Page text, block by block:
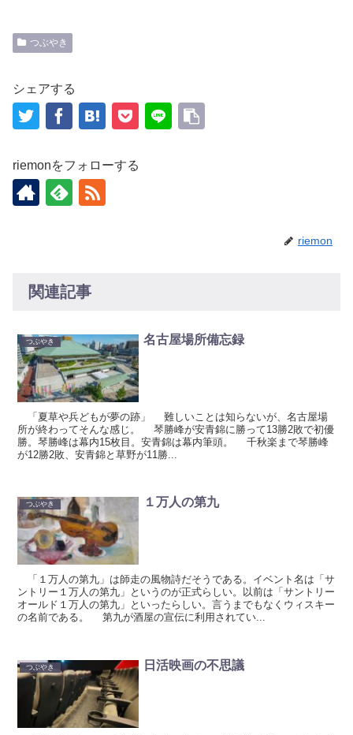
つぶやき
シェアする
riemonをフォローする
riemon
関連記事
つぶやき 名古屋場所備忘録
「夏草や兵どもが夢の跡」 難しいことは知らないが、名古屋場
所が終わってそんな感じ。 琴勝峰が安青錦に勝って13勝2敗で初優
勝。琴勝峰は幕内15枚目。安青錦は幕内筆頭。 千秋楽まで琴勝峰
が12勝2敗、安青錦と草野が11勝...
つぶやき １万人の第九
「１万人の第九」は師走の風物詩だそうである。イベント名は「サ
ントリー１万人の第九」というのが正式らしい。以前は「サントリー
オールド１万人の第九」といったらしい。言うまでもなくウィスキー
の名前である。 第九が酒屋の宣伝に利用されてい...
つぶやき 日活映画の不思議